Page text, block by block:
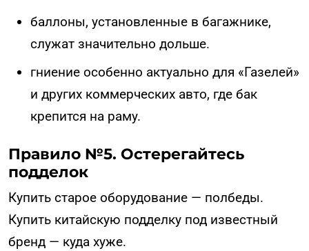
баллоны, установленные в багажнике,
служат значительно дольше.
гниение особенно актуально для «Газелей»
и других коммерческих авто, где бак
крепится на раму.
Правило №5. Остерегайтесь
подделок
Купить старое оборудование — полбеды.
Купить китайскую подделку под известный
бренд — куда хуже.